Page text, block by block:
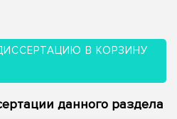
В КОРЗИНУ
данного раздела